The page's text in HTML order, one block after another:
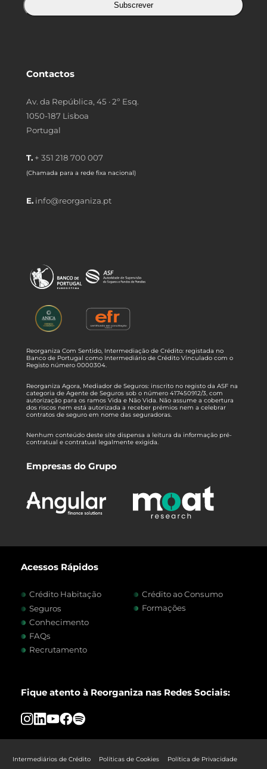
Subscrever
Contactos
Av. da República, 45 · 2º Esq.
1050-187 Lisboa
Portugal
T. + 351 218 700 007
(Chamada para a rede fixa nacional)
E. info@reorganiza.pt
Reorganiza Com Sentido, Intermediação de Crédito: registada no
Banco de Portugal como Intermediário de Crédito Vinculado com o
Registo número 0000304.
Reorganiza Agora, Mediador de Seguros: inscrito no registo da ASF na
categoria de Agente de Seguros sob o número 417450912/3, com
autorização para os ramos Vida e Não Vida. Não assume a cobertura
dos riscos nem está autorizada a receber prémios nem a celebrar
contratos de seguro em nome das seguradoras.
Nenhum conteúdo deste site dispensa a leitura da informação pré-
contratual e contratual legalmente exigida.
Empresas do Grupo
Acessos Rápidos
Crédito Habitação
Crédito ao Consumo
Seguros
Formações
Conhecimento
FAQs
Recrutamento
Fique atento à Reorganiza nas Redes Sociais:
Intermediários de Crédito Políticas de Cookies Política de Privacidade